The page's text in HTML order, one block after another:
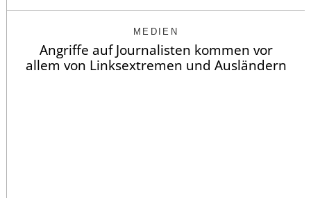
MEDIEN
Angriffe auf Journalisten kommen vor
allem von Linksextremen und Ausländern